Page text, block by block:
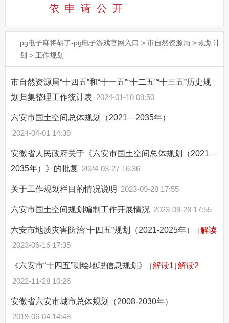
依申请公 开
pg电子麻将胡了-pg电子游戏官网入口 > 市自然资源局 > 规划计
划 > 工作规划
市自然资源局“十四五”和“十一五”“十二五”“十三五”历史规
划归集整理工作统计表 2024-01-10 09:50
六安市国土空间总体规划（2021—2035年）
2024-04-01 14:39
安徽省人民政府关于《六安市国土空间总体规划（2021—
2035年）》的批复 2024-03-27 16:36
关于工作规划栏目的情况说明 2023-09-28 17:55
六安市国土空间规划编制工作开展情况 2023-09-28 17:55
六安市地质灾害防治“十四五”规划（2021-2025年） |解读
2023-06-16 17:35
《六安市“十四五”测绘地理信息规划》 |解读1 |解读2
2022-11-28 10:26
安徽省六安市城市总体规划（2008-2030年）
2019-06-04 14:48